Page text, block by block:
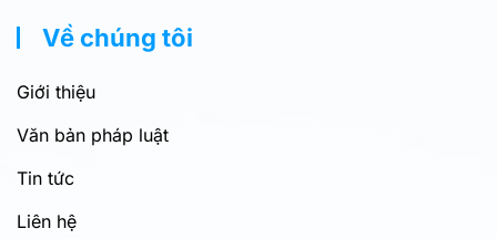
Về chúng tôi
Giới thiệu
Văn bản pháp luật
Tin tức
Liên hệ